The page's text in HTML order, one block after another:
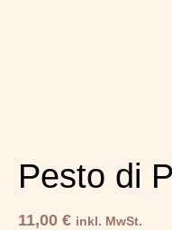
Pesto di
11,00 € inkl. MwSt.